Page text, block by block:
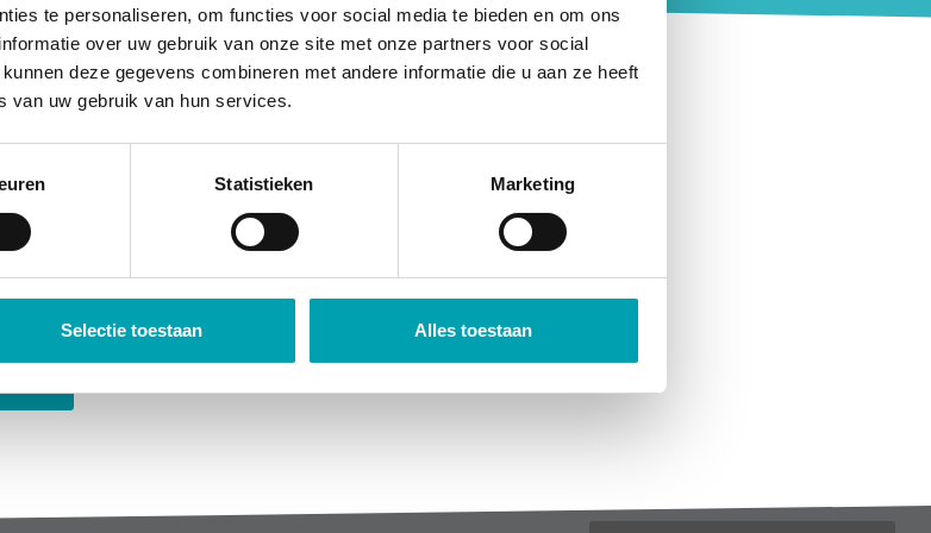
te personaliseren, om functies voor social media te bieden en om ons
over uw gebruik van onze site met onze partners voor social
deze gegevens combineren met andere informatie die u aan ze heeft
van uw gebruik van hun services.
Statistieken Marketing
Selectie toestaan Alles toestaan
makes sure children from all over the world are welcome to
activity program. The bilingual groups communicate in English
participate in the activity program with activities like
Junior Masterchef, ballet, boxing, theaterlessons, horseriding, STEAM
us for more information!
know more?